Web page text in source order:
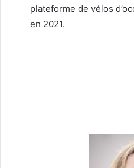
plateforme de vélos
en 2021.